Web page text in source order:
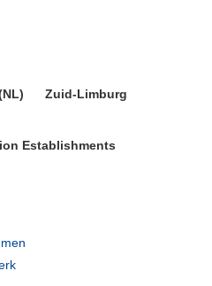
Zuid-Limburg
Establishments